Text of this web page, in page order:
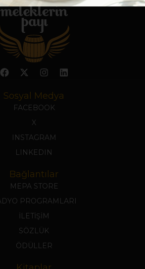
Sosyal Medya
FACEBOOK
X
INSTAGRAM
LINKEDIN
Bağlantılar
MEPA STORE
PROGRAMLARI
İLETİŞİM
SÖZLÜK
ÖDÜLLER